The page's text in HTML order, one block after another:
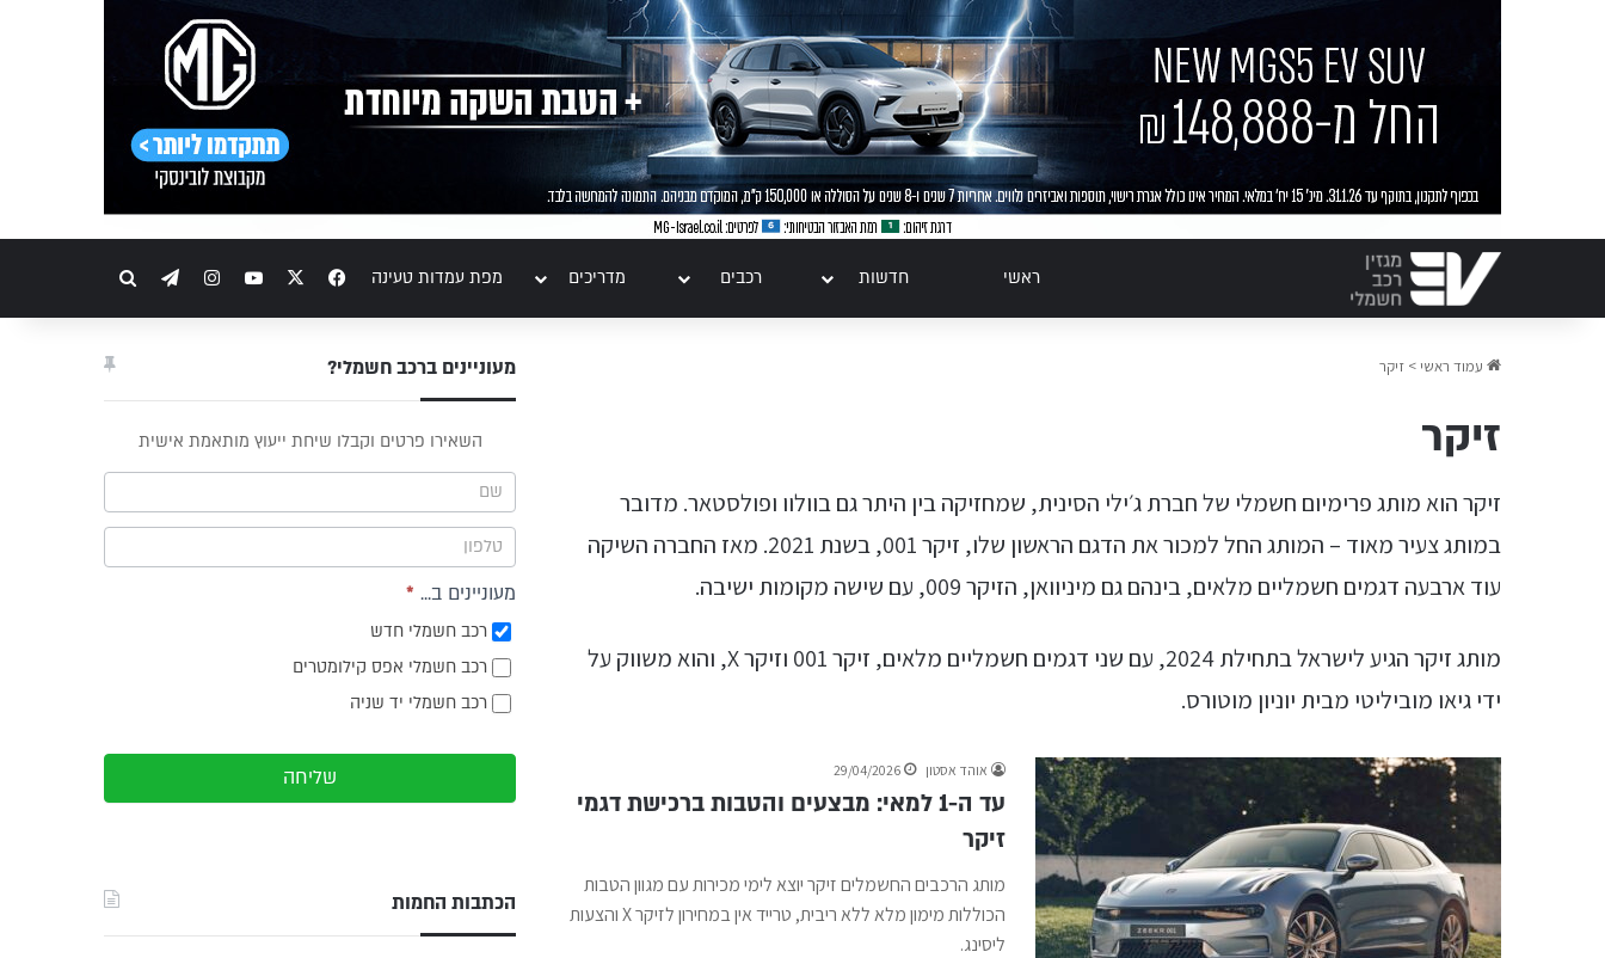
ראשי חדשות רכבים מדריכים מפת עמדות טעינה Facebook
YouTube
Instagram
Telegram
עמוד ראשי > זיקר
זיקר
זיקר הוא מותג פרימיום חשמלי של חברת ג׳ילי הסינית, שמחזיקה בין היתר גם בוולוו ופולסטאר. מדובר
במותג צעיר מאוד – המותג החל למכור את הדגם הראשון שלו, זיקר 001, בשנת 2021. מאז החברה השיקה
עוד ארבעה דגמים חשמליים מלאים, בינהם גם מיניוואן, הזיקר 009, עם שישה מקומות ישיבה.
מותג זיקר הגיע לישראל בתחילת 2024, עם שני דגמים חשמליים מלאים, זיקר 001 וזיקר X, והוא משווק על
ידי גיאו מוביליטי מבית יוניון מוטורס.
אוהד אסטון 29/04/2026
עד ה-1 למאי: מבצעים והטבות ברכישת דגמי
זיקר
מותג הרכבים החשמלים זיקר יוצא לימי מכירות עם מגוון הטבות
הכוללות מימון מלא ללא ריבית, טרייד אין במחירון לזיקר X והצעות
ליסינג.
מעוניינים ברכב חשמלי?
השאירו פרטים וקבלו שיחת ייעוץ מותאמת אישית
מעוניינים ב... *
רכב חשמלי חדש
רכב חשמלי אפס קילומטרים
רכב חשמלי יד שניה
שליחה
הכתבות החמות